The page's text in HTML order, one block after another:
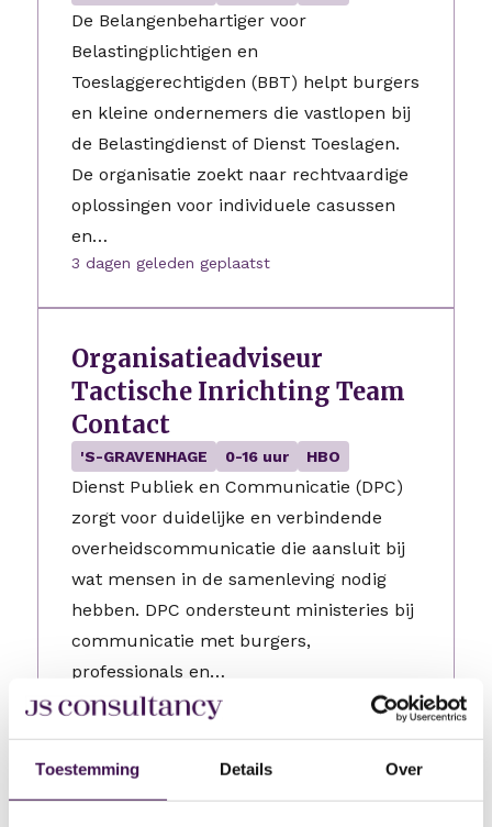
Toestemming Details Over
De Belangenbehartiger voor
Belastingplichtigen en
Toeslaggerechtigden (BBT) helpt burgers
en kleine ondernemers die vastlopen bij
de Belastingdienst of Dienst Toeslagen.
De organisatie zoekt naar rechtvaardige
oplossingen voor individuele casussen
en…
3 dagen geleden geplaatst
Organisatieadviseur
Tactische Inrichting Team
Contact
'S-GRAVENHAGE 0-16 uur HBO
Dienst Publiek en Communicatie (DPC)
zorgt voor duidelijke en verbindende
overheidscommunicatie die aansluit bij
wat mensen in de samenleving nodig
hebben. DPC ondersteunt ministeries bij
communicatie met burgers,
professionals en…
3 dagen geleden geplaatst
Werkcoach